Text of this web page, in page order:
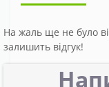
На жаль ще не було
залишить відгук!